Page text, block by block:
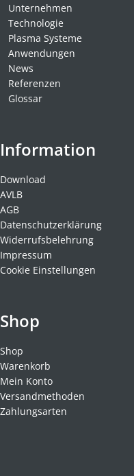
Unternehmen
Technologie
Plasma Systeme
Anwendungen
News
Referenzen
Glossar
Information
Download
AVLB
AGB
Datenschutzerklärung
Widerrufsbelehrung
Impressum
Cookie Einstellungen
Shop
Shop
Warenkorb
Mein Konto
Versandmethoden
Zahlungsarten